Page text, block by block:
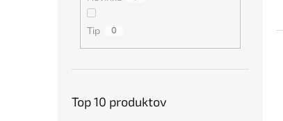
Tip 0
Top 10 produktov